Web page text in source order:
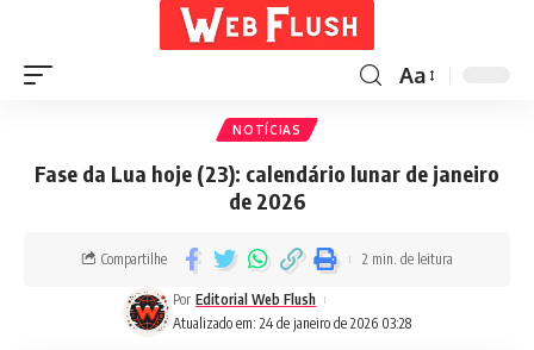
Aa
NOTÍCIAS
Fase da Lua hoje (23): calendário lunar de janeiro
de 2026
Atualizado em: 24 de janeiro de 2026 03:28
Por Editorial Web Flush
Compartilhe 2 min. de leitura